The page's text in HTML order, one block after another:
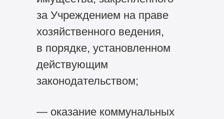
за Учреждением на праве
хозяйственного ведения,
в порядке, установленном
действующим
законодательством;
— оказание коммунальных